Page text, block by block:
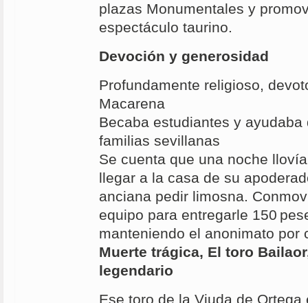
plazas Monumentales y
espectáculo taurino.
Devoción y generosidad
Profundamente religioso,
Macarena
Becaba estudiantes y
familias sevillanas
Se cuenta que una noche
llegar a la casa de su
anciana pedir limosna.
equipo para entregarle 150
manteniendo el anonimato por
Muerte trágica, El toro
legendario